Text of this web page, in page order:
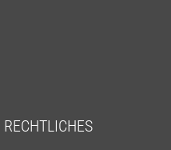
RECHTLICHES